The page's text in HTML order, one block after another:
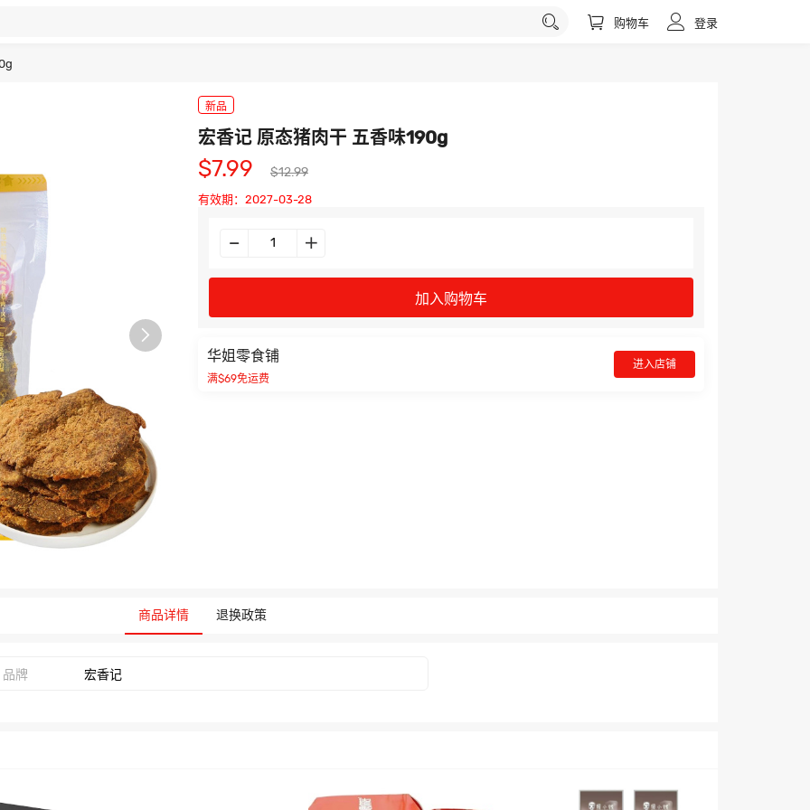
购物车 登录

新品
宏香记 原态猪肉干 五香味190g
$7.99 $12.99
有效期：2027-03-28
加入购物车
华姐零食铺
满$69免运费
进入店铺
商品详情 退换政策
品牌 宏香记